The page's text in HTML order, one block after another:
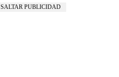
SALTAR PUBLICIDAD